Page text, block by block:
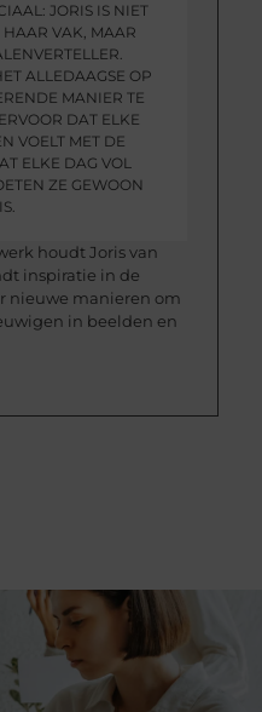
JORIS IS NIET
HAAR VAK, MAAR
ALLEDAAGSE OP
MANIER TE
DAT ELKE
VOELT MET DE
ELKE DAG VOL
ZE GEWOON
houdt Joris van
inspiratie in de
nieuwe manieren om
in beelden en